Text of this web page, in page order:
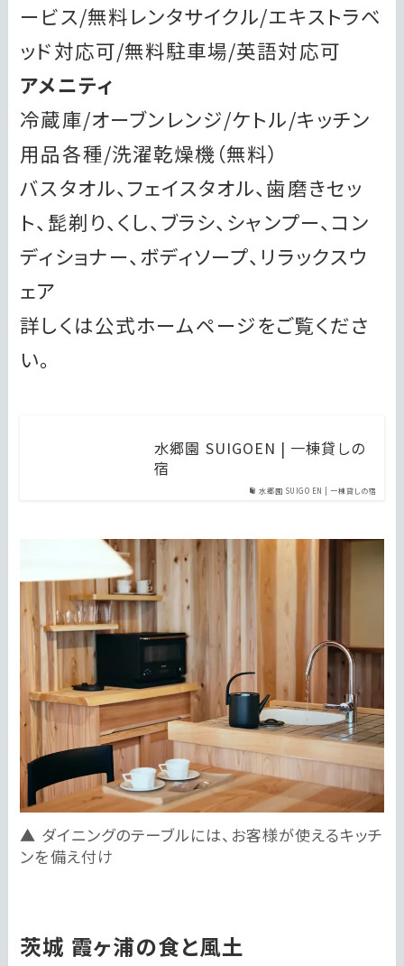
ービス/無料レンタサイクル/エキストラベ
ッド対応可/無料駐車場/英語対応可
アメニティ
冷蔵庫/オーブンレンジ/ケトル/キッチン
用品各種/洗濯乾燥機（無料）
バスタオル、フェイスタオル、歯磨きセッ
ト、髭剃り、くし、ブラシ、シャンプー、コン
ディショナー、ボディソープ、リラックスウ
ェア
詳しくは公式ホームページをご覧くださ
い。
水郷園 SUIGOEN | 一棟貸しの宿
水郷園 SUIGOEN | 一棟貸しの
宿
ダイニングのテーブルには、お客様が使えるキッチ
ンを備え付け
茨城 霞ヶ浦の食と風土